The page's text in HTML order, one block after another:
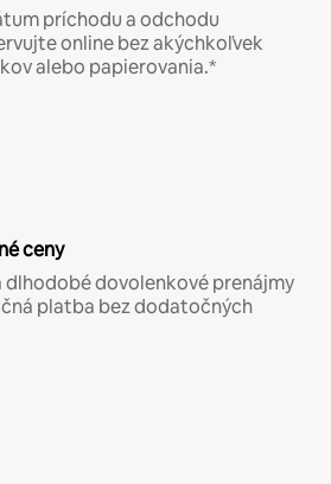
príchodu a odchodu
online bez akýchkoľvek
alebo papierovania.*
ceny
dlhodobé dovolenkové prenájmy
platba bez dodatočných